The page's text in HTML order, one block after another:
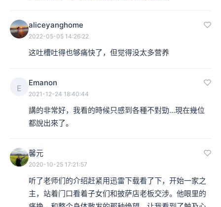
aliceyanghome
2022-05-05 14:26:22
这吐槽吐得也够痛快了，但觉得没太多营养
E
Emanon
2021-12-24 18:40:44
講的非常好，我看的時候只感到各種不對勁…現在幾位
都說出來了。
馨元
2020-10-25 17:21:57
听了老师们的介绍赶紧用迅雷下载看了下，开始一家之
主，站着门口看着子女们和披萨店老板交涉。他眼里的